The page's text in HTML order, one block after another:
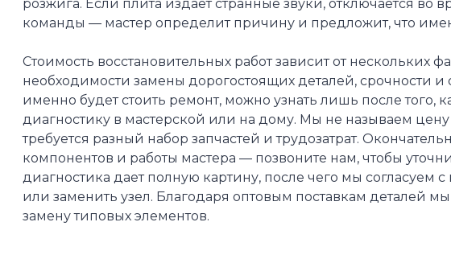
розжига. Если плита издает странные звуки, отключается во
команды — мастер определит причину и предложит, что
Стоимость восстановительных работ зависит от нескольких
необходимости замены дорогостоящих деталей, срочности и
именно будет стоить ремонт, можно узнать лишь после
диагностику в мастерской или на дому. Мы не называем
требуется разный набор запчастей и трудозатрат.
компонентов и работы мастера — позвоните нам, чтобы
диагностика дает полную картину, после чего мы согласуем
или заменить узел. Благодаря оптовым поставкам деталей
замену типовых элементов.